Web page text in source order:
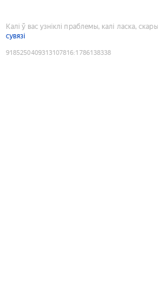
Калі ў вас узніклі праблемы, калі ласка,
сувязі
9185250409313107816:1786138338